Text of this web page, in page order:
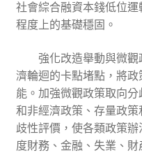
社會綜合融資本錢低位
程度上的基礎穩固。
強化改造舉動與微觀
濟輪迴的卡點堵點，將
能。加強微觀政策取向
和非經濟政策、存量政
歧性評價，使各類政策
度財務、金融、失業、